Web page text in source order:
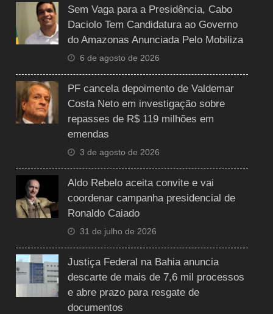
Sem Vaga para a Presidência, Cabo
Daciolo Tem Candidatura ao Governo
do Amazonas Anunciada Pelo Mobiliza
6 de agosto de 2026
PF cancela depoimento de Valdemar
Costa Neto em investigação sobre
repasses de R$ 119 milhões em
emendas
3 de agosto de 2026
Aldo Rebelo aceita convite e vai
coordenar campanha presidencial de
Ronaldo Caiado
31 de julho de 2026
Justiça Federal na Bahia anuncia
descarte de mais de 7,6 mil processos
e abre prazo para resgate de
documentos